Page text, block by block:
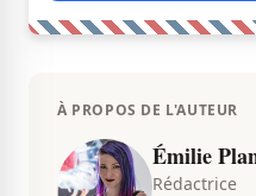
À PROPOS DE L'AUTEUR
Émilie
Rédactrice